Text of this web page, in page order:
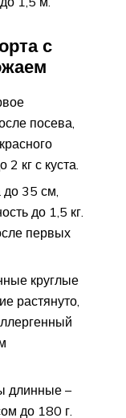
с
посева,
кг с куста.
до 35 см,
до 1,5 кг.
первых
круглые
растянуто,
длинные –
до 180 г.